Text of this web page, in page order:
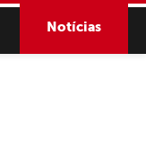
Notícias